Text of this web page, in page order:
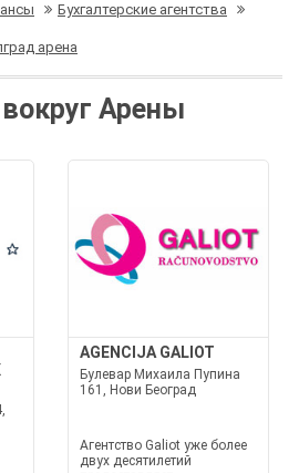
Бухгалтерские агентства
арена
Арены
AGENCIJA GALIOT
Булевар Михаила Пупина
161, Нови Београд
Агентство Galiot уже более
двух десятилетий